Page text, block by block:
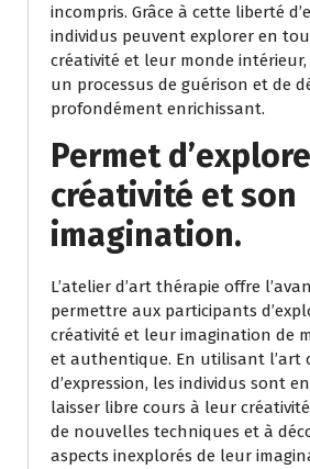
incompris. Grâce à cette liberté
individus peuvent explorer en
créativité et leur monde
un processus de guérison et de
profondément enrichissant.
Permet
créativité et son
imagination.
L’atelier d’art thérapie offre
permettre aux participants
créativité et leur imagination de
et authentique. En utilisant l’art
d’expression, les individus sont
laisser libre cours à leur
de nouvelles techniques et à
aspects inexplorés de leur